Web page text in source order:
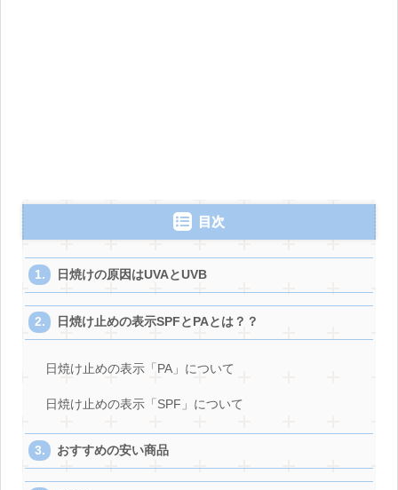
目次
日焼けの原因はUVAとUVB
日焼け止めの表示SPFとPAとは？？
日焼け止めの表示「PA」について
日焼け止めの表示「SPF」について
おすすめの安い商品